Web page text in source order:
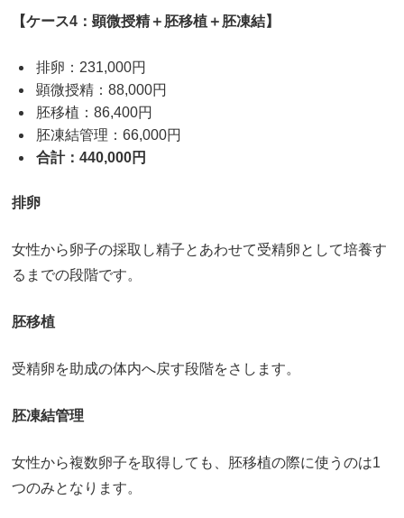
【ケース4：顕微授精＋胚移植＋胚凍結】
排卵：231,000円
顕微授精：88,000円
胚移植：86,400円
胚凍結管理：66,000円
合計：440,000円
排卵
女性から卵子の採取し精子とあわせて受精卵として培養す
るまでの段階です。
胚移植
受精卵を助成の体内へ戻す段階をさします。
胚凍結管理
女性から複数卵子を取得しても、胚移植の際に使うのは1
つのみとなります。